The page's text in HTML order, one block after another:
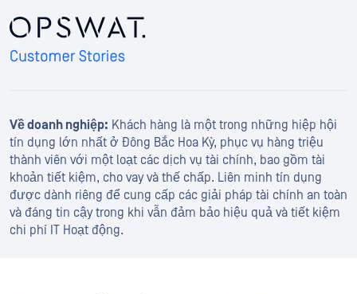
Về doanh nghiệp: Khách hàng là một trong những hiệp hội
tín dụng lớn nhất ở Đông Bắc Hoa Kỳ, phục vụ hàng triệu
thành viên với một loạt các dịch vụ tài chính, bao gồm tài
khoản tiết kiệm, cho vay và thế chấp. Liên minh tín dụng
được dành riêng để cung cấp các giải pháp tài chính an toàn
và đáng tin cậy trong khi vẫn đảm bảo hiệu quả và tiết kiệm
chi phí IT Hoạt động.